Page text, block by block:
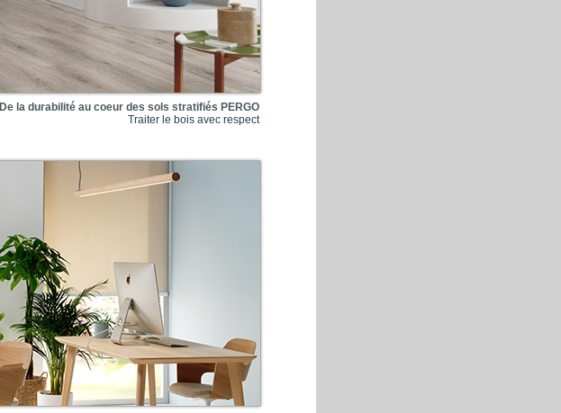
De la durabilité au coeur des sols stratifiés PERGO
Traiter le bois avec respect